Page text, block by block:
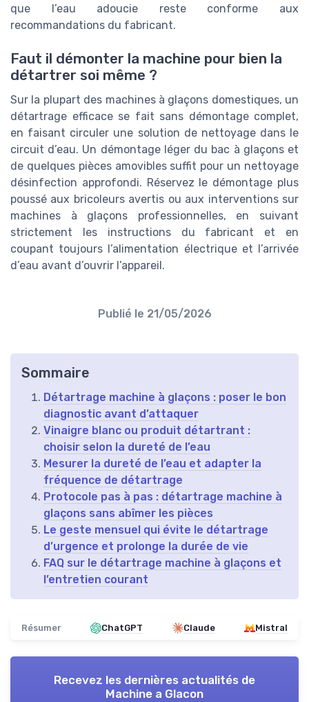
que l’eau adoucie reste conforme aux
recommandations du fabricant.
Faut il démonter la machine pour bien la
détartrer soi même ?
Sur la plupart des machines à glaçons domestiques, un
détartrage efficace se fait sans démontage complet,
en faisant circuler une solution de nettoyage dans le
circuit d’eau. Un démontage léger du bac à glaçons et
de quelques pièces amovibles suffit pour un nettoyage
désinfection approfondi. Réservez le démontage plus
poussé aux bricoleurs avertis ou aux interventions sur
machines à glaçons professionnelles, en suivant
strictement les instructions du fabricant et en
coupant toujours l’alimentation électrique et l’arrivée
d’eau avant d’ouvrir l’appareil.
Publié le 21/05/2026
Sommaire
Détartrage machine à glaçons : poser le bon
diagnostic avant d’attaquer
Vinaigre blanc ou produit détartrant :
choisir selon la dureté de l’eau
Mesurer la dureté de l’eau et adapter la
fréquence de détartrage
Protocole pas à pas : détartrage machine à
glaçons sans abîmer les pièces
Le geste mensuel qui évite le détartrage
d’urgence et prolonge la durée de vie
FAQ sur le détartrage machine à glaçons et
l’entretien courant
Résumer ChatGPT Claude Mistral
Recevez les dernières actualités de
Machine a Glacon